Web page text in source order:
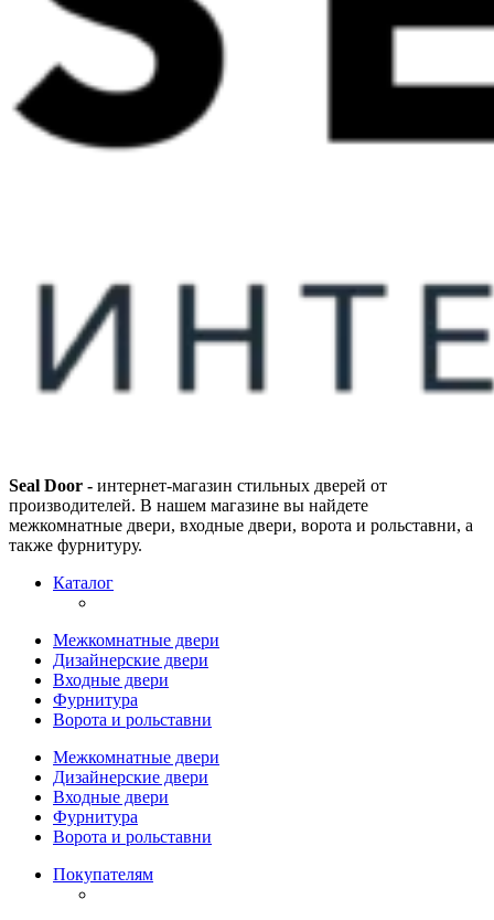
Seal Door - интернет-магазин стильных дверей от
производителей. В нашем магазине вы найдете
межкомнатные двери, входные двери, ворота и рольставни, а
также фурнитуру.
Каталог
Межкомнатные двери
Дизайнерские двери
Входные двери
Фурнитура
Ворота и рольставни
Межкомнатные двери
Дизайнерские двери
Входные двери
Фурнитура
Ворота и рольставни
Покупателям